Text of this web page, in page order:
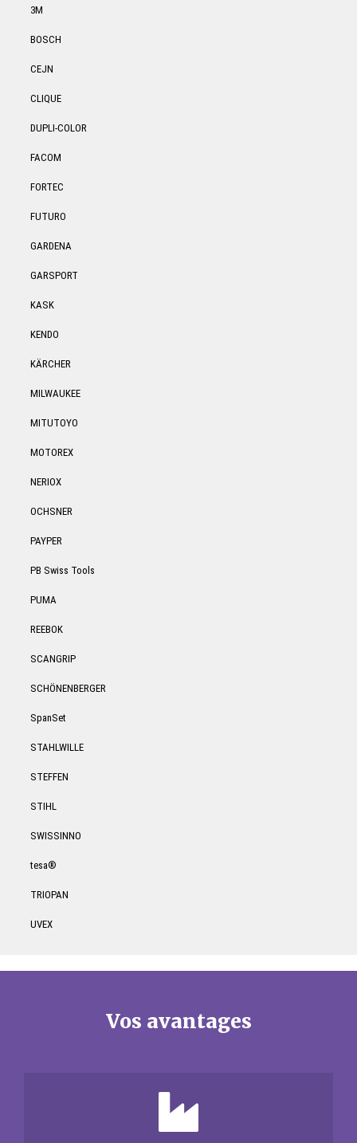
3M
BOSCH
CEJN
CLIQUE
DUPLI-COLOR
FACOM
FORTEC
FUTURO
GARDENA
GARSPORT
KASK
KENDO
KÄRCHER
MILWAUKEE
MITUTOYO
MOTOREX
NERIOX
OCHSNER
PAYPER
PB Swiss Tools
PUMA
REEBOK
SCANGRIP
SCHÖNENBERGER
SpanSet
STAHLWILLE
STEFFEN
STIHL
SWISSINNO
tesa®
TRIOPAN
UVEX
Vos avantages